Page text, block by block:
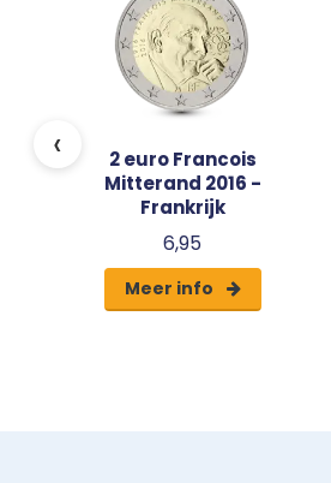
‹
2 euro Francois
Mitterand 2016 -
Frankrijk
6,95
Meer info